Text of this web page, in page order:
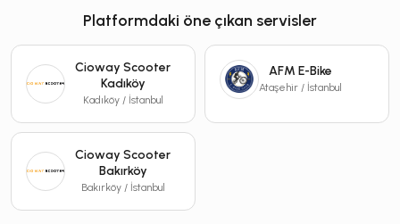
Platformdaki öne çıkan servisler
Cioway Scooter
Kadıköy
Kadıköy / İstanbul
AFM E-Bike
Ataşehir / İstanbul
Cioway Scooter
Bakırköy
Bakırköy / İstanbul